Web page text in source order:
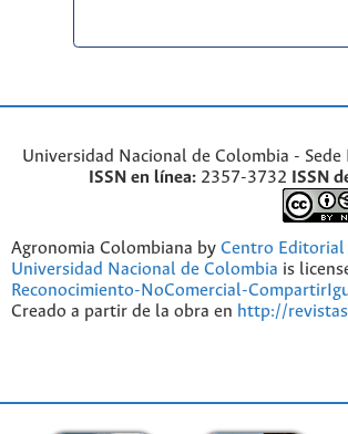
Universidad Nacional de Colombia -
ISSN en línea: 2357-3732 ISSN
Agronomia Colombiana by Centro Editorial
Universidad Nacional de Colombia is
Reconocimiento-NoComercial-
Creado a partir de la obra en http://